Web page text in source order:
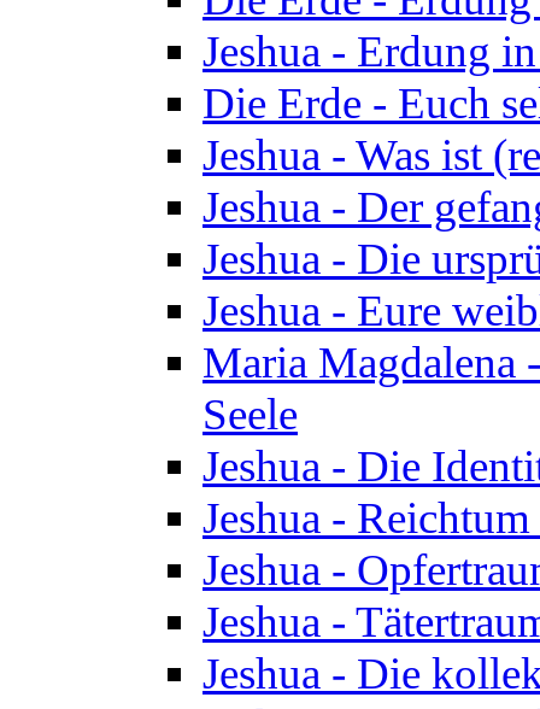
Jeshua - Erdung
Die Erde - Euch
Jeshua - Was ist
Jeshua - Der
Jeshua - Die
Jeshua - Eure
Maria Magdalena
Seele
Jeshua - Die
Jeshua -
Jeshua -
Jeshua -
Jeshua - Die